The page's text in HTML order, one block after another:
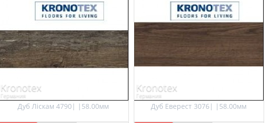
Дуб Ліскам 4790| |58.00мм
Kronotex
Германия
Дуб Еверест 3076| |58.00мм
Kronotex
Германия